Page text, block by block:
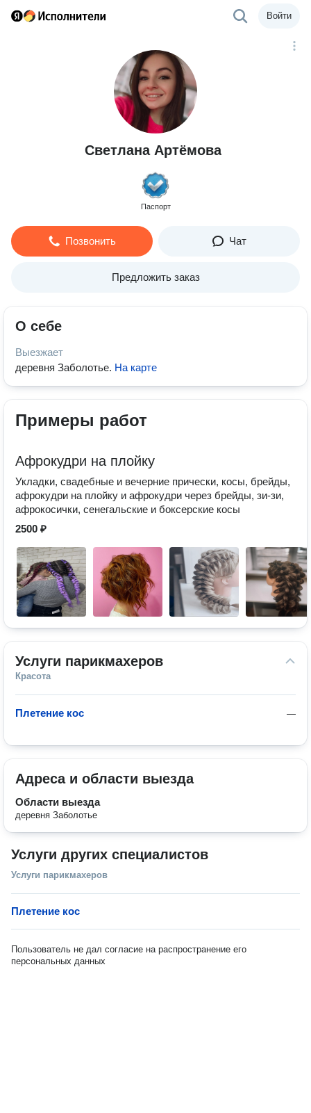
Войти
Светлана Артёмова
Паспорт
Позвонить Чат
Предложить заказ
О себе
Выезжает
деревня Заболотье. На карте
Примеры работ
Афрокудри на плойку
Укладки, свадебные и вечерние прически, косы, брейды,
афрокудри на плойку и афрокудри через брейды, зи-зи,
афрокосички, сенегальские и боксерские косы
2500 ₽
Услуги парикмахеров
Красота
—
Плетение кос
Адреса и области выезда
Области выезда
деревня Заболотье
Услуги других специалистов
Услуги парикмахеров
Плетение кос
Пользователь не дал согласие на распространение его
персональных данных